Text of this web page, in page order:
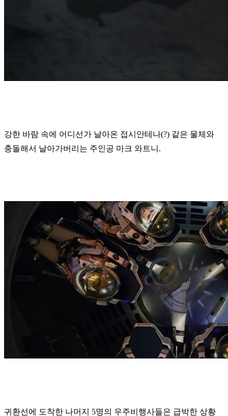
강한 바람 속에 어디선가 날아온 접시안테나(?) 같은 물체와
충돌해서 날아가버리는 주인공 마크 와트니.
귀환선에 도착한 나머지 5명의 우주비행사들은 급박한 상황